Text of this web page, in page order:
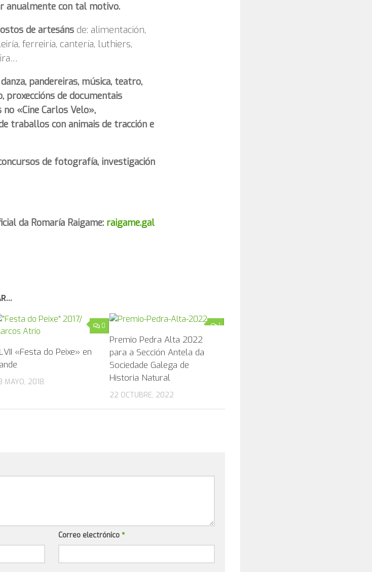
anualmente con tal motivo.
de artesáns de: alimentación,
ferreiría, cantería, luthiers,
danza, pandereiras, música, teatro,
proxeccións de documentais
«Cine Carlos Velo»,
traballos con animais de tracción e
de fotografía, investigación
da Romaría Raigame: raigame.gal
0
«Festa do Peixe» en
MAYO, 2018
1
Premio Pedra Alta 2022
para a Sección Antela da
Sociedade Galega de
Historia Natural
22 OCTUBRE, 2022
Correo electrónico *